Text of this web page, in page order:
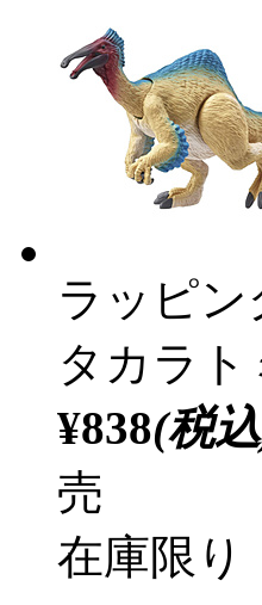
ラッピン
タカラト
¥838(税
売
在庫限り